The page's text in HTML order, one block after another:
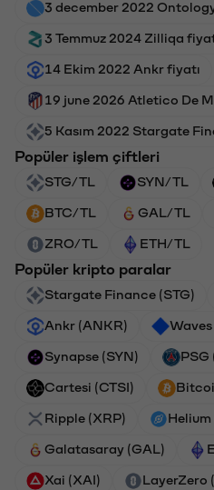
3 december 2022
3 Temmuz 2024 Zilliqa
14 Ekim 2022 Ankr fiyatı
19 june 2026 Atletico De
5 Kasım 2022 Stargate
Popüler işlem çiftleri
STG/TL SYN/TL
BTC/TL GAL/TL
ZRO/TL ETH/TL
Popüler kripto paralar
Stargate Finance (STG)
Ankr (ANKR)
Synapse (SYN) PSG
Cartesi (CTSI)
Ripple (XRP)
Galatasaray (GAL)
Xai (XAI) LayerZero